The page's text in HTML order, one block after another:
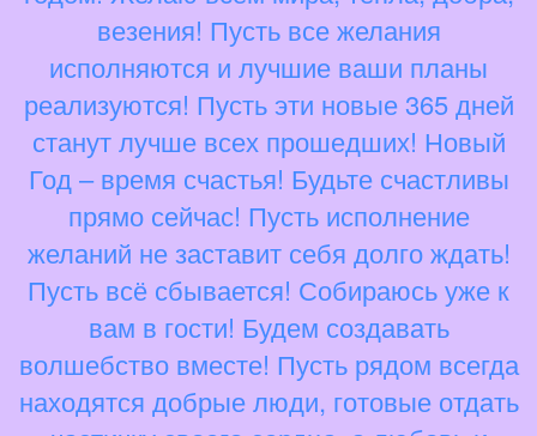
везения! Пусть все желания
исполняются и лучшие ваши планы
реализуются! Пусть эти новые 365 дней
станут лучше всех прошедших! Новый
Год – время счастья! Будьте счастливы
прямо сейчас! Пусть исполнение
желаний не заставит себя долго ждать!
Пусть всё сбывается! Собираюсь уже к
вам в гости! Будем создавать
волшебство вместе! Пусть рядом всегда
находятся добрые люди, готовые отдать